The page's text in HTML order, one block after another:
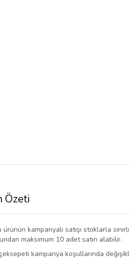
Özeti
ürünün kampanyalı satışı stoklarla
maksimum 10 adet satın alabilir.
kampanya koşullarında